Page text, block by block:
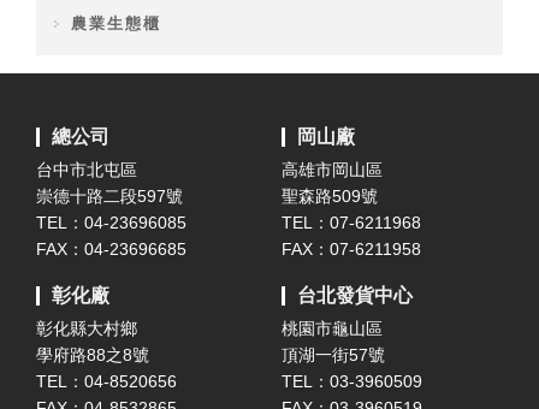
農業生態櫃
總公司
台中市北屯區
崇德十路二段597號
TEL：04-23696085
FAX：04-23696685
岡山廠
高雄市岡山區
聖森路509號
TEL：07-6211968
FAX：07-6211958
彰化廠
彰化縣大村鄉
學府路88之8號
TEL：04-8520656
台北發貨中心
桃園市龜山區
頂湖一街57號
TEL：03-3960509